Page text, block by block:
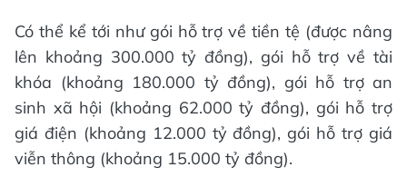
Có thể kể tới như gói hỗ trợ về tiền tệ (được nâng
lên khoảng 300.000 tỷ đồng), gói hỗ trợ về tài
khóa (khoảng 180.000 tỷ đồng), gói hỗ trợ an
sinh xã hội (khoảng 62.000 tỷ đồng), gói hỗ trợ
giá điện (khoảng 12.000 tỷ đồng), gói hỗ trợ giá
viễn thông (khoảng 15.000 tỷ đồng).